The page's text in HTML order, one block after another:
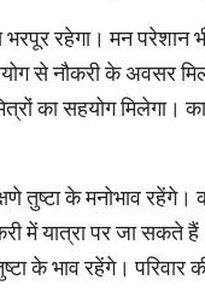
भरपूर रहेगा। मन
से नौकरी के अवसर
का सहयोग मिलेगा।
तुष्टा के मनोभाव
में यात्रा पर जा सकते
के भाव रहेंगे। परिवार